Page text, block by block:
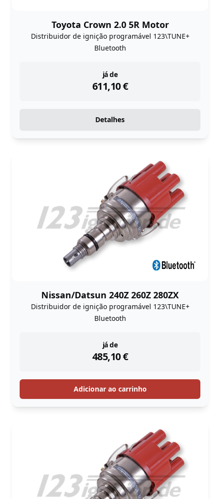
Toyota Crown 2.0 5R Motor
Distribuidor de ignição programável 123\TUNE+
Bluetooth
já de
611,10€
instock
Detalhes
Nissan/Datsun 240Z 260Z 280ZX
Distribuidor de ignição programável 123\TUNE+
Bluetooth
já de
485,10€
instock
Adicionar ao carrinho